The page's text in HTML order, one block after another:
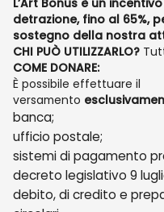
L’Art Bonus è un
detrazione, fino al 65%,
sostegno della nostra
CHI PUÒ UTILIZZARLO?
COME DONARE:
È possibile effettuare il
versamento
banca;
ufficio postale;
sistemi di pagamento
decreto legislativo 9
debito, di credito e